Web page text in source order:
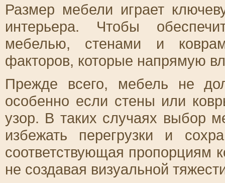
Размер мебели играет
интерьера. Чтобы
мебелью, стенами и
факторов, которые напрямую
Прежде всего, мебель не
особенно если стены или
узор. В таких случаях выбор
избежать перегрузки и
соответствующая пропорциям
не создавая визуальной